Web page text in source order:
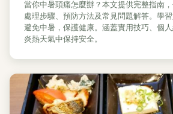
當你中暑頭痛怎麼辦？本文提供完整指南
處理步驟、預防方法及常見問題解答。學
避免中暑，保護健康。涵蓋實用技巧、個
炎熱天氣中保持安全。